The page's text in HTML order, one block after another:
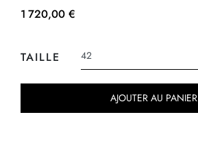
1 720,00 €
TAILLE
AJOUTER AU PANIER